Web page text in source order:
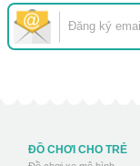
ĐỒ CHƠI CHO TRẺ